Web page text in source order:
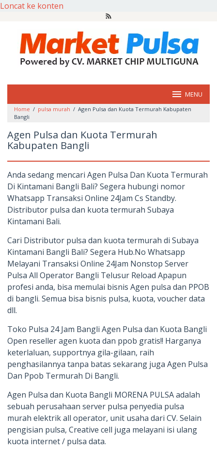
Loncat ke konten
MENU
Home / pulsa murah / Agen Pulsa dan Kuota Termurah Kabupaten
Bangli
Agen Pulsa dan Kuota Termurah
Kabupaten Bangli
Anda sedang mencari Agen Pulsa Dan Kuota Termurah
Di Kintamani Bangli Bali? Segera hubungi nomor
Whatsapp Transaksi Online 24Jam Cs Standby.
Distributor pulsa dan kuota termurah Subaya
Kintamani Bali.
Cari Distributor pulsa dan kuota termurah di Subaya
Kintamani Bangli Bali? Segera Hub.No Whatsapp
Melayani Transaksi Online 24Jam Nonstop Server
Pulsa All Operator Bangli Telusur Reload Apapun
profesi anda, bisa memulai bisnis Agen pulsa dan PPOB
di bangli. Semua bisa bisnis pulsa, kuota, voucher data
dll.
Toko Pulsa 24 Jam Bangli Agen Pulsa dan Kuota Bangli
Open reseller agen kuota dan ppob gratis!! Harganya
keterlaluan, supportnya gila-gilaan, raih
penghasilannya tanpa batas sekarang juga Agen Pulsa
Dan Ppob Termurah Di Bangli.
Agen Pulsa dan Kuota Bangli MORENA PULSA adalah
sebuah perusahaan server pulsa penyedia pulsa
murah elektrik all operator, unit usaha dari CV. Selain
pengisian pulsa, Creative cell juga melayani isi ulang
kuota internet / pulsa data.